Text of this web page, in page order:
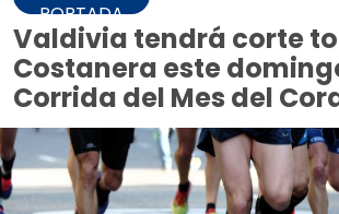
PORTADA
Valdivia tendrá corte
Costanera este
Corrida del Mes del